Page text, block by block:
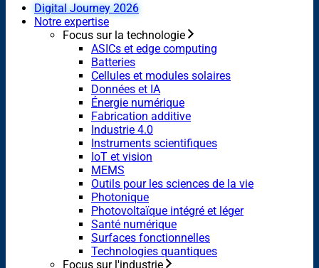
Digital Journey 2026
Notre expertise
Focus sur la technologie
ASICs et edge computing
Batteries
Cellules et modules solaires
Données et IA
Énergie numérique
Fabrication additive
Industrie 4.0
Instruments scientifiques
IoT et vision
MEMS
Outils pour les sciences de la vie
Photonique
Photovoltaïque intégré et léger
Santé numérique
Surfaces fonctionnelles
Technologies quantiques
Focus sur l'industrie